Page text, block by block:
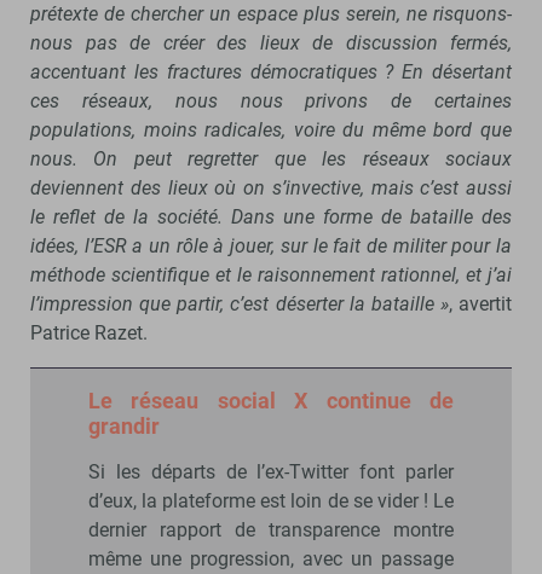
prétexte de chercher un espace plus serein, ne risquons-
nous pas de créer des lieux de discussion fermés,
accentuant les fractures démocratiques? En désertant
ces réseaux, nous nous privons de certaines
populations, moins radicales, voire du même bord que
nous. On peut regretter que les réseaux sociaux
deviennent des lieux où on s’invective, mais c’est aussi
le reflet de la société. Dans une forme de bataille des
idées, l’ESR a un rôleà jouer, sur le fait de militer pour la
méthode scientifique et le raisonnement rationnel, et j’ai
l’impression que partir, c’est déserter la bataille », avertit
Patrice Razet.
Le réseau social X continue de
grandir
Si les départs de l’ex-Twitter font parler
d’eux, la plateforme est loin de se vider ! Le
dernier rapport de transparence montre
même une progression, avec un passage